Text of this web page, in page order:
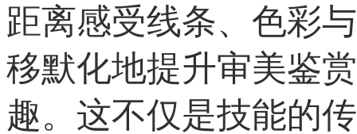
距离感受线条、色彩
移默化地提升审美鉴
趣。这不仅是技能的